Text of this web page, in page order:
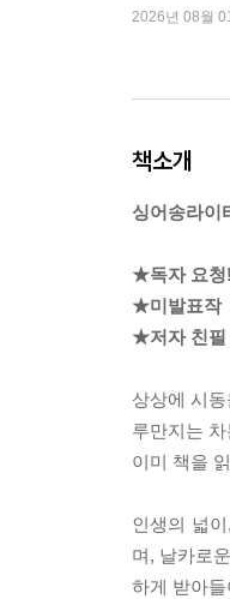
2026년 08월
책소개
싱어송라이
★독자 요청
★미발표작
★저자 친필
상상에 시
루만지는
이미 책을
인생의 넓
며, 날카로
하게 받아